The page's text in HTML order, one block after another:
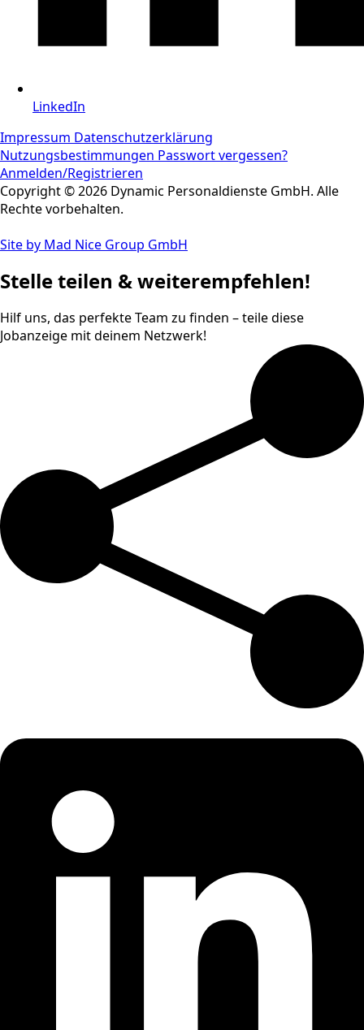
LinkedIn
Impressum Datenschutzerklärung
Nutzungsbestimmungen Passwort vergessen?
Anmelden/Registrieren
Copyright © 2026 Dynamic Personaldienste GmbH. Alle
Rechte vorbehalten.
Site by Mad Nice Group GmbH
Stelle teilen & weiterempfehlen!
Hilf uns, das perfekte Team zu finden – teile diese
Jobanzeige mit deinem Netzwerk!